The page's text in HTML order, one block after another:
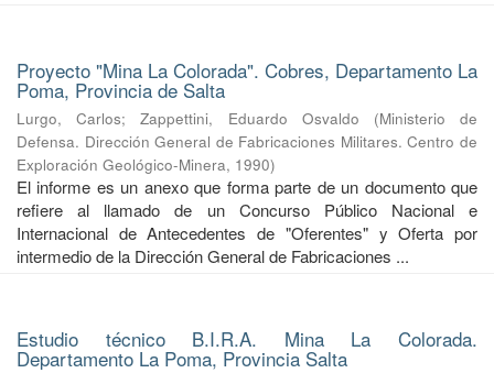
Proyecto "Mina La Colorada". Cobres, Departamento La
Poma, Provincia de Salta
Lurgo, Carlos;Zappettini, Eduardo Osvaldo (Ministerio de
Defensa. Dirección General de Fabricaciones Militares. Centro de
Exploración Geológico-Minera, 1990)
El informe es un anexo que forma parte de un documento que
refiere al llamado de un Concurso Público Nacional e
Internacional de Antecedentes de "Oferentes" y Oferta por
intermedio de la Dirección General de Fabricaciones ...
Estudio técnico B.I.R.A. Mina La Colorada.
Departamento La Poma, Provincia Salta